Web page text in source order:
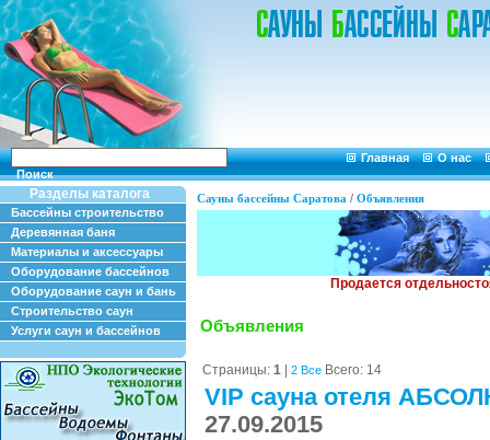
Поиск
Главная О нас
Разделы каталога
Бассейны строительство
Деревянная баня
Материалы и аксессуары
Оборудование бассейнов
Оборудование саун и бань
Строительство саун
Услуги саун и бассейнов
Сауны бассейны Саратова / Объявления
Объявления
Страницы: 1 2 Все Всего: 14
VIP сауна отеля
27.09.2015